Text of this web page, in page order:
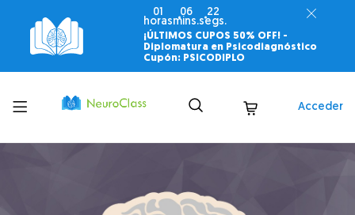
01
horas
06
mins.
20
segs.
¡ÚLTIMOS CUPOS 50% OFF! -
Diplomatura en Psicodiagnóstico
Cupón: PSICODIPLO
Toggle
menu
Acceder